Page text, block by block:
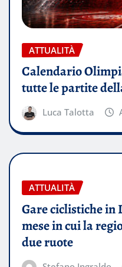
ATTUALITÀ
Calendario
tutte le partite
Luca Talotta
ATTUALITÀ
Gare ciclistiche in
mese in cui la
due ruote